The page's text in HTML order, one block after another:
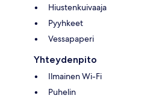
Hiustenkuivaaja
Pyyhkeet
Vessapaperi
Yhteydenpito
Ilmainen Wi-Fi
Puhelin